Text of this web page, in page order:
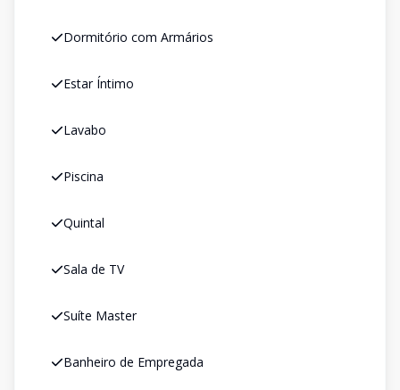
Dormitório com Armários
Estar Íntimo
Lavabo
Piscina
Quintal
Sala de TV
Suíte Master
Banheiro de Empregada